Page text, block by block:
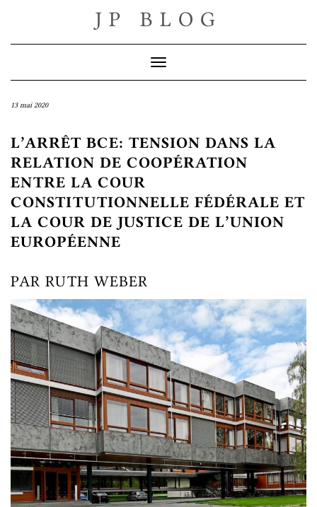
JP BLOG
Toggle Navigation
13 mai 2020
L’ARRÊT BCE: TENSION DANS LA
RELATION DE COOPÉRATION
ENTRE LA COUR
CONSTITUTIONNELLE FÉDÉRALE ET
LA COUR DE JUSTICE DE L’UNION
EUROPÉENNE
PAR RUTH WEBER